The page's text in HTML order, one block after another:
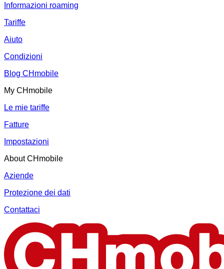
Informazioni roaming
Tariffe
Aiuto
Condizioni
Blog CHmobile
My CHmobile
Le mie tariffe
Fatture
Impostazioni
About CHmobile
Aziende
Protezione dei dati
Contattaci